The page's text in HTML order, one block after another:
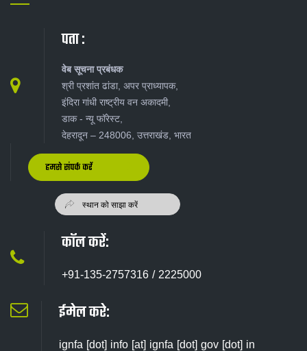
पता :
वेब सूचना प्रबंधक
श्री प्रशांत ढांडा, अपर प्राध्यापक,
इंदिरा गांधी राष्ट्रीय वन अकादमी,
डाक - न्यू‍ फॉरेस्ट,
देहरादून – 248006, उत्तराखंड, भारत
हमसे संपर्क करें
कॉल करें:
+91-135-2757316 / 2225000
ईमेल करे:
ignfa [dot] info [at] ignfa [dot] gov [dot] in